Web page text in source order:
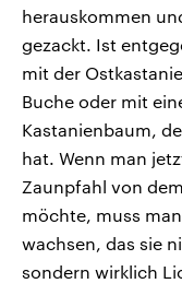
herauskommen
gezackt. Ist
mit der
Buche oder mit
Kastanienbaum,
hat. Wenn man
Zaunpfahl von
möchte, muss
wachsen, das sie
sondern wirklich